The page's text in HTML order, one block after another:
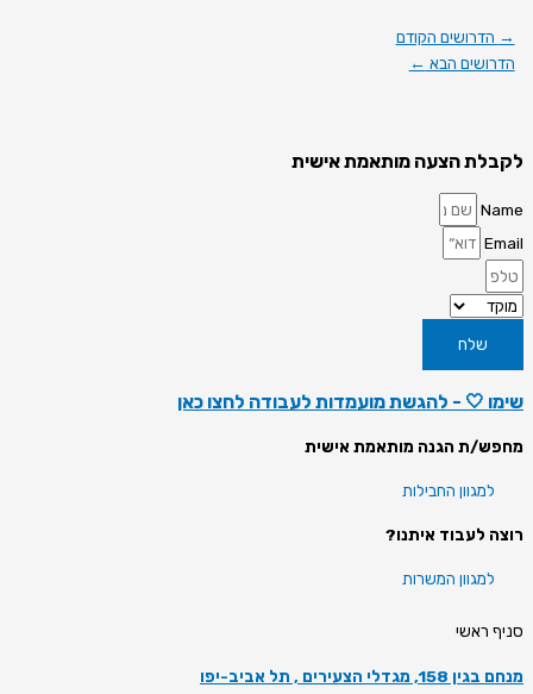
→ הדרושים הקודם
הדרושים הבא ←
לקבלת הצעה מותאמת אישית
Name
Email
שלח
שימו 🤍 - להגשת מועמדות לעבודה לחצו כאן
מחפש/ת הגנה מותאמת אישית
למגוון החבילות
רוצה לעבוד איתנו?
למגוון המשרות
סניף ראשי
מנחם בגין 158, מגדלי הצעירים , תל אביב-יפו